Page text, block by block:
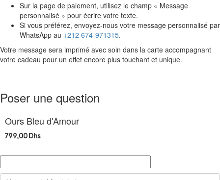
Sur la page de paiement, utilisez le champ « Message
personnalisé » pour écrire votre texte.
Si vous préférez, envoyez-nous votre message personnalisé par
WhatsApp au +212 674-971315.
Votre message sera imprimé avec soin dans la carte accompagnant
votre cadeau pour un effet encore plus touchant et unique.
Poser une question
Ours Bleu d'Amour
799,00Dhs